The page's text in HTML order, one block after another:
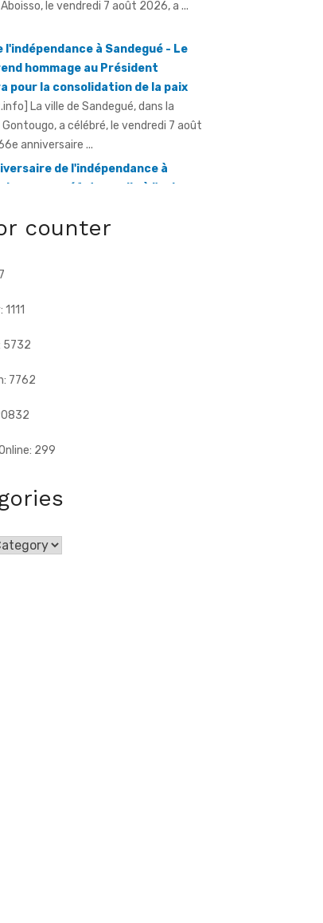
La ville de Sandegué, dans la
a célébré, le vendredi 7 août
anniversaire ...
de l'indépendance à
Le sous-préfet appelle à l'union
À l'occasion de la célébration du
counter
5732
7762
299